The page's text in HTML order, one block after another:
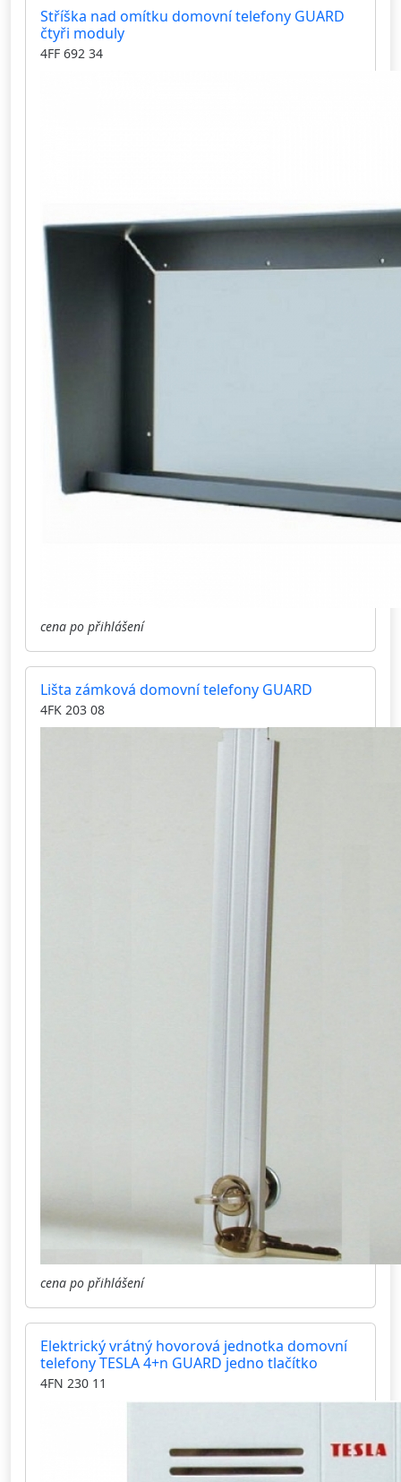
Stříška nad omítku domovní telefony GUARD
čtyři moduly
4FF 692 34
cena po přihlášení
Lišta zámková domovní telefony GUARD
4FK 203 08
cena po přihlášení
Elektrický vrátný hovorová jednotka domovní
telefony TESLA 4+n GUARD jedno tlačítko
4FN 230 11